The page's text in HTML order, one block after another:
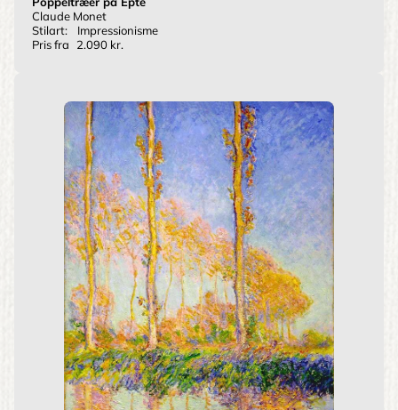
Claude Monet
Stilart:
Impressionisme
Pris fra
2.090 kr.